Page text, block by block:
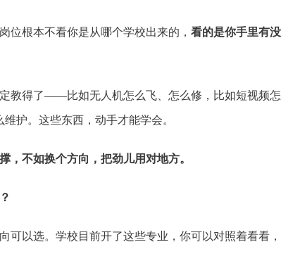
位根本不看你是从哪个学校出来的， 看的是你手里有没
教得了——比如无人机怎么飞、怎么修，比如短视频怎
护。这些东西，动手才能学会。
，不如换个方向，把劲儿用对地方。
可以选。学校目前开了这些专业，你可以对照着看看，